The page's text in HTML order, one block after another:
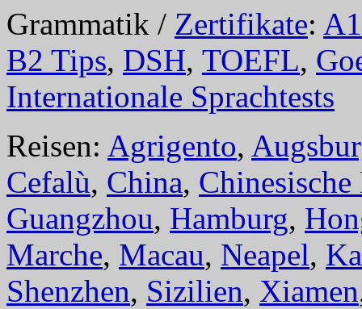
Grammatik / Zertifikate: A1
B2 Tips, DSH, TOEFL,
Internationale Sprachtests
Reisen: Agrigento,
Cefalù, China, Chinesische
Guangzhou, Hamburg,
Marche, Macau, Neapel,
Shenzhen, Sizilien, Xiamen